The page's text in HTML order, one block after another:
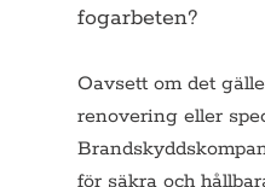
fogarbeten?
Oavsett om det
renovering eller